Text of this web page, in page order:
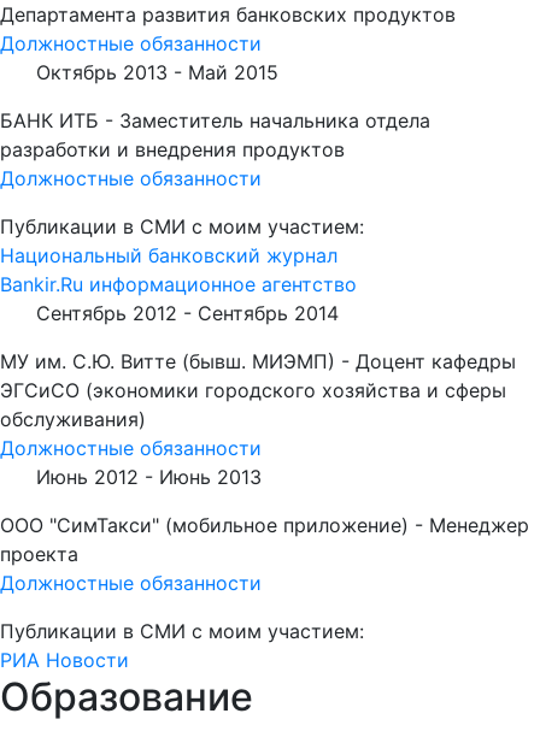
Департамента развития банковских продуктов
Должностные обязанности
Октябрь 2013 - Май 2015
БАНК ИТБ - Заместитель начальника отдела
разработки и внедрения продуктов
Должностные обязанности
Публикации в СМИ с моим участием:
Национальный банковский журнал
Bankir.Ru информационное агентство
Сентябрь 2012 - Сентябрь 2014
МУ им. С.Ю. Витте (бывш. МИЭМП) - Доцент кафедры
ЭГСиСО (экономики городского хозяйства и сферы
обслуживания)
Должностные обязанности
Июнь 2012 - Июнь 2013
ООО "СимТакси" (мобильное приложение) - Менеджер
проекта
Должностные обязанности
Публикации в СМИ с моим участием:
РИА Новости
Образование